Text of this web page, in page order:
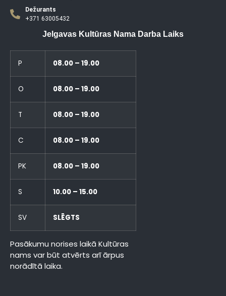
Dežurants
+371 63005432
Jelgavas Kultūras Nama Darba Laiks
P 08.00 – 19.00
O 08.00 – 19.00
T 08.00 – 19.00
C 08.00 – 19.00
PK 08.00 – 19.00
S 10.00 – 15.00
SV SLĒGTS
Pasākumu norises laikā Kultūras
nams var būt atvērts arī ārpus
norādītā laika.